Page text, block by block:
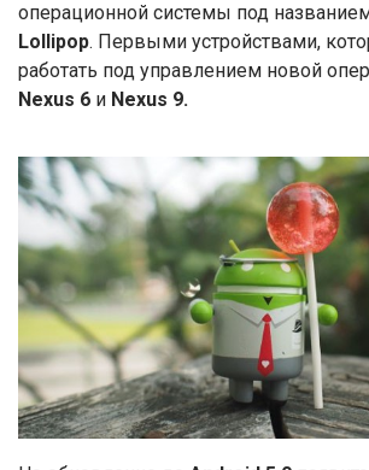
операционной системы под
Lollipop. Первыми устройствами,
работать под управлением новой
Nexus 6 и Nexus 9.